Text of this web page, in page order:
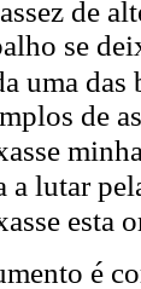
de
se
uma
de
a lutar
esta
é